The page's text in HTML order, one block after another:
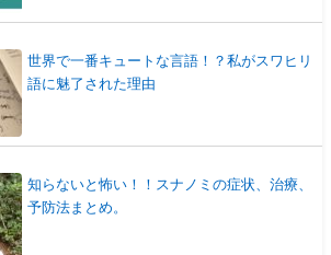
世界で一番キュートな言語！？私がスワヒリ
語に魅了された理由
知らないと怖い！！スナノミの症状、治療、
予防法まとめ。